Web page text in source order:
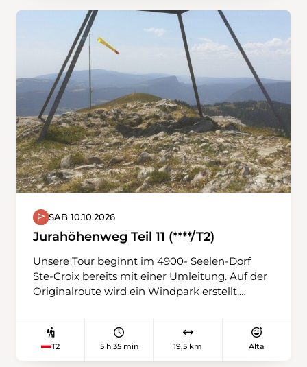
SAB 10.10.2026
Jurahöhenweg Teil 11 (****/T2)
Unsere Tour beginnt im 4900- Seelen-Dorf
Ste-Croix bereits mit einer Umleitung. Auf der
Originalroute wird ein Windpark erstellt,
Jahresleistung von 22 Millionen kWh, das
entspricht dem kompletten Jahresbedarf von
T2 5 h 35 min 19,5 km Alta